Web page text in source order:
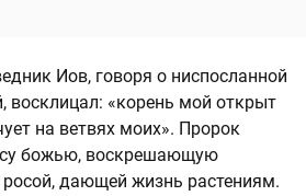
Иов, говоря о ниспосланной
восклицал: «корень мой открыт
на ветвях моих». Пророк
божью, воскрешающую
росой, дающей жизнь растениям.